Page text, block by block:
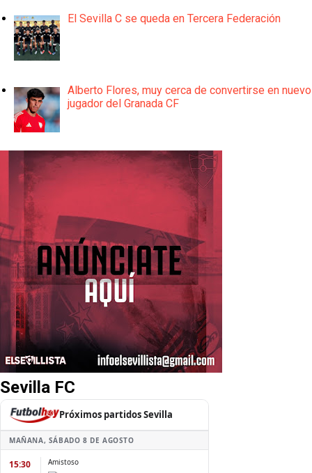
El Sevilla C se queda en Tercera Federación
Alberto Flores, muy cerca de convertirse en nuevo
jugador del Granada CF
Sevilla FC